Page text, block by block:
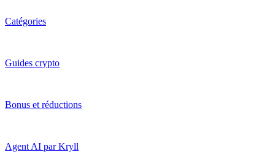
Catégories
Guides crypto
Bonus et réductions
Agent AI par Kryll